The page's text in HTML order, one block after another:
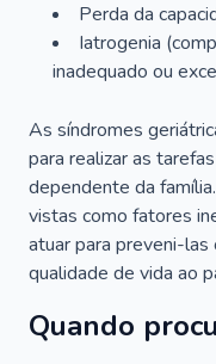
Perda da
Iatrogenia
inadequado ou
As síndromes
para realizar as
dependente da
vistas como fatores
atuar para preveni-
qualidade de vida ao
Quando